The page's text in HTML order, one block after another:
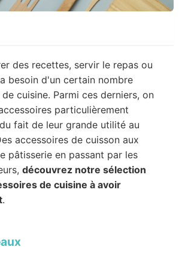
des recettes, servir le repas ou
besoin d'un certain nombre
cuisine. Parmi ces derniers, on
particulièrement
fait de leur grande utilité au
accessoires de cuisson aux
pâtisserie en passant par les
découvrez notre sélection
de cuisine à avoir
.